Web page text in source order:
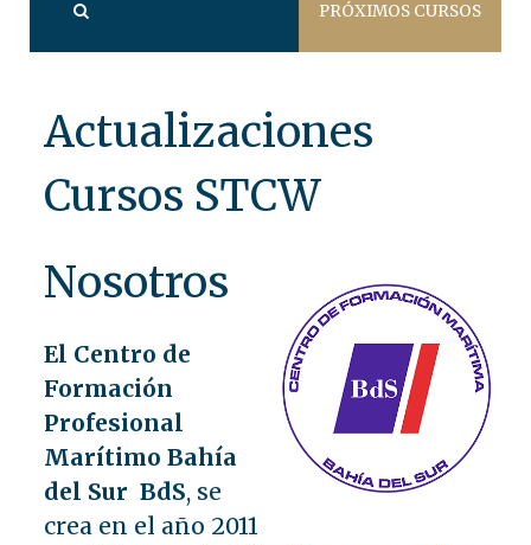
PRÓXIMOS CURSOS
Actualizaciones
Cursos STCW
Nosotros
El Centro de
Formación
Profesional
Marítimo Bahía
del Sur BdS, se
crea en el año 2011